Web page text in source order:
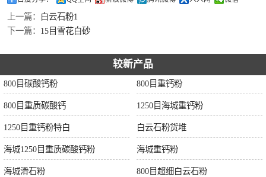
上一篇：
白云石粉1
下一篇： 15目雪花白砂
较新产品
800目碳酸钙粉 800目重钙粉
800目重质碳酸钙 1250目海城重钙粉
1250目重钙粉特白 白云石粉货堆
海城1250目重质碳酸钙粉 海城重钙粉
海城滑石粉 800目超细白云石粉